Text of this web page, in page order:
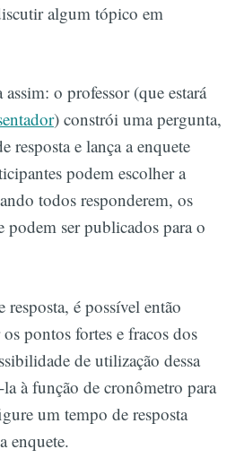
algum tópico em
o professor (que estará
) constrói uma pergunta,
resposta e lança a enquete
podem escolher a
todos responderem, os
podem ser publicados para o
é possível então
pontos fortes e fracos dos
de utilização dessa
à função de cronômetro para
um tempo de resposta
enquete.